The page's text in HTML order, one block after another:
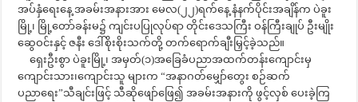
အပ်နှံရေးနေ့ အခမ်းအနားအား မေလ(၂၂)ရက်နေ့ နံနက်ပိုင်းအချိန်က ပဲခူး
မြို့၊ မြို့တော်ခန်းမ၌ ကျင်းပပြုလုပ်ရာ တိုင်းဒေသကြီး ဝန်ကြီးချုပ် ဦးမျိုး
ဆွေဝင်းနှင့် ဇနီး ဒေါ်စိုးစိုးသက်တို့ တက်ရောက်ချီးမြှင့်ခဲ့သည်။
ရှေးဦးစွာ ပဲခူးမြို့၊ အမှတ်(၁)အခြေခံပညာအထက်တန်းကျောင်းမှ
ကျောင်းသား၊ကျောင်းသူ များက “အနာဂတ်မျှော်တွေး စဉ်ဆက်
ပညာရေး”သီချင်းဖြင့် သီဆိုဖျော်ဖြေ၍ အခမ်းအနားကို ဖွင့်လှစ် ပေးခဲ့ကြ